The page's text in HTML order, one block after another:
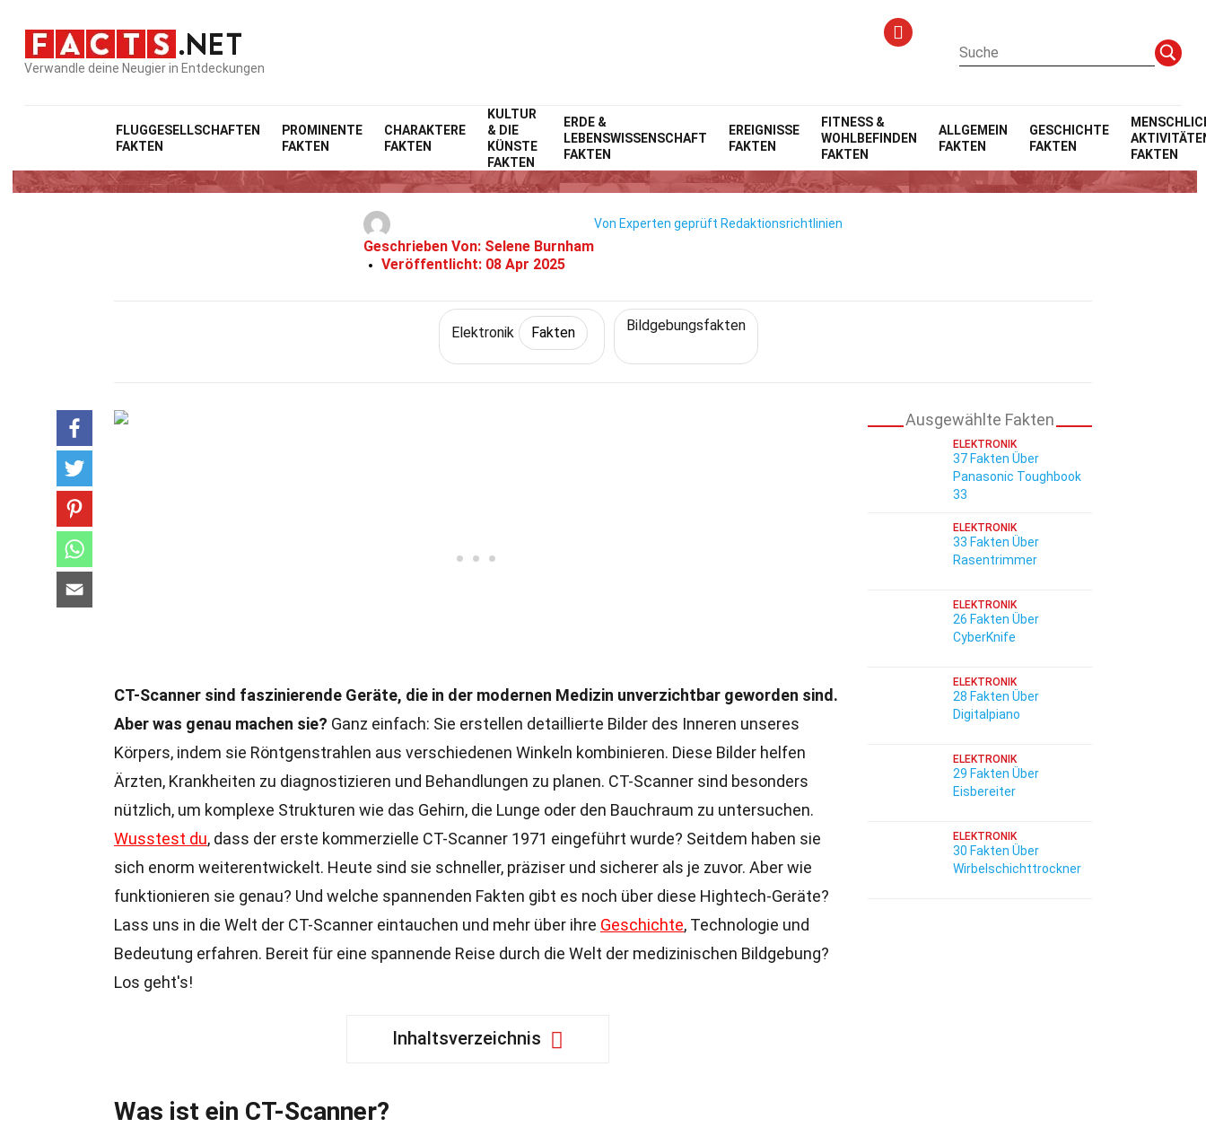
Verwandle deine Neugier in Entdeckungen
FLUGGESELLSCHAFTEN
FAKTEN
PROMINENTE
FAKTEN
CHARAKTERE
FAKTEN
KULTUR
& DIE
KÜNSTE
FAKTEN
ERDE &
LEBENSWISSENSCHAFT
FAKTEN
EREIGNISSE
FAKTEN
FITNESS &
WOHLBEFINDEN
FAKTEN
ALLGEMEIN
FAKTEN
GESCHICHTE
FAKTEN
FAKTEN
Home Technik & Wissenschaften ElektronikFakten
35 Fakten Über CT-Scanner
Geschrieben Von: Selene Burnham
Veröffentlicht: 08 Apr 2025
Von Experten geprüft Redaktionsrichtlinien
Elektronik Fakten Bildgebungsfakten
CT-Scanner sind faszinierende Geräte, die in der modernen Medizin unverzichtbar geworden sind.
Aber was genau machen sie? Ganz einfach: Sie erstellen detaillierte Bilder des Inneren unseres
Körpers, indem sie Röntgenstrahlen aus verschiedenen Winkeln kombinieren. Diese Bilder helfen
Ärzten, Krankheiten zu diagnostizieren und Behandlungen zu planen. CT-Scanner sind besonders
nützlich, um komplexe Strukturen wie das Gehirn, die Lunge oder den Bauchraum zu untersuchen.
Wusstest du, dass der erste kommerzielle CT-Scanner 1971 eingeführt wurde? Seitdem haben sie
sich enorm weiterentwickelt. Heute sind sie schneller, präziser und sicherer als je zuvor. Aber wie
funktionieren sie genau? Und welche spannenden Fakten gibt es noch über diese Hightech-Geräte?
Lass uns in die Welt der CT-Scanner eintauchen und mehr über ihre Geschichte, Technologie und
Bedeutung erfahren. Bereit für eine spannende Reise durch die Welt der medizinischen Bildgebung?
Los geht's!
Inhaltsverzeichnis
Was ist ein CT-Scanner?
Ausgewählte Fakten
ELEKTRONIK
37 Fakten Über
Panasonic Toughbook
33
ELEKTRONIK
33 Fakten Über
Rasentrimmer
ELEKTRONIK
26 Fakten Über
CyberKnife
ELEKTRONIK
28 Fakten Über
Digitalpiano
ELEKTRONIK
29 Fakten Über
Eisbereiter
ELEKTRONIK
30 Fakten Über
Wirbelschichttrockner